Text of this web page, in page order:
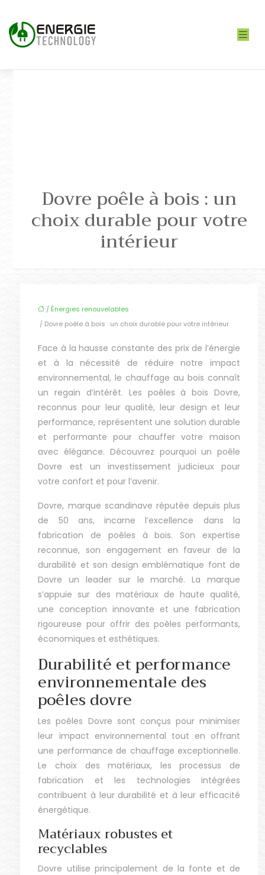
Dovre poêle à bois : un
choix durable pour votre
intérieur
/ Énergies renouvelables
/ Dovre poêle à bois : un choix durable pour votre intérieur
Face à la hausse constante des prix de l’énergie
et à la nécessité de réduire notre impact
environnemental, le chauffage au bois connaît
un regain d’intérêt. Les poêles à bois Dovre,
reconnus pour leur qualité, leur design et leur
performance, représentent une solution durable
et performante pour chauffer votre maison
avec élégance. Découvrez pourquoi un poêle
Dovre est un investissement judicieux pour
votre confort et pour l’avenir.
Dovre, marque scandinave réputée depuis plus
de 50 ans, incarne l’excellence dans la
fabrication de poêles à bois. Son expertise
reconnue, son engagement en faveur de la
durabilité et son design emblématique font de
Dovre un leader sur le marché. La marque
s’appuie sur des matériaux de haute qualité,
une conception innovante et une fabrication
rigoureuse pour offrir des poêles performants,
économiques et esthétiques.
Durabilité et performance
environnementale des
poêles dovre
Les poêles Dovre sont conçus pour minimiser
leur impact environnemental tout en offrant
une performance de chauffage exceptionnelle.
Le choix des matériaux, les processus de
fabrication et les technologies intégrées
contribuent à leur durabilité et à leur efficacité
énergétique.
Matériaux robustes et
recyclables
Dovre utilise principalement de la fonte et de